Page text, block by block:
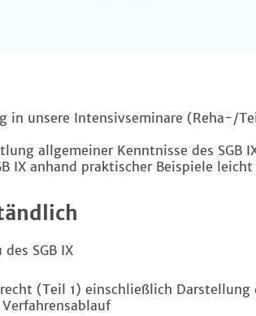
in unsere Intensivseminare (Reha-/
allgemeiner Kenntnisse des SGB
IX anhand praktischer Beispiele
SGB IX
(Teil 1) einschließlich